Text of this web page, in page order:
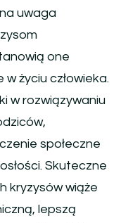
uwaga
one
życiu człowieka.
w rozwiązywaniu
społeczne
Skuteczne
kryzysów wiąże
lepszą